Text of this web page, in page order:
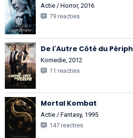
Actie / Horror, 2016
79 reacties
De l'Autre Côté du Périph
Komedie, 2012
11 reacties
Mortal Kombat
Actie / Fantasy, 1995
147 reacties